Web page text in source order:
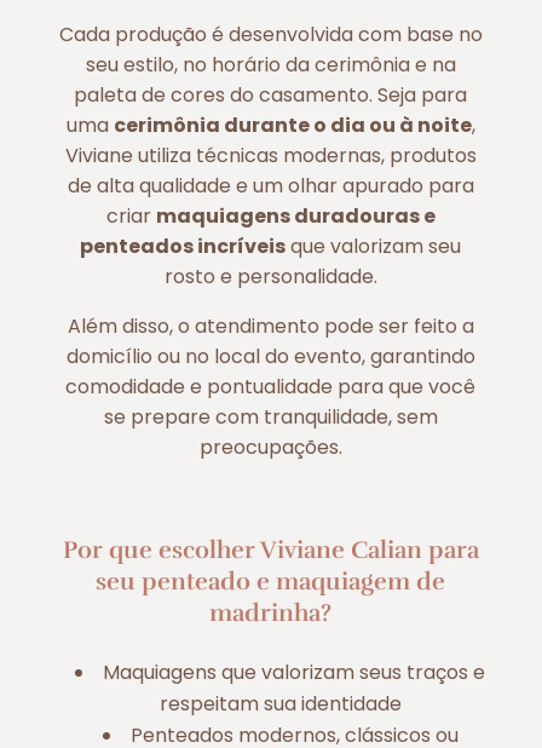
Cada produção é desenvolvida com base no
seu estilo, no horário da cerimônia e na
paleta de cores do casamento. Seja para
uma cerimônia durante o dia ou à noite,
Viviane utiliza técnicas modernas, produtos
de alta qualidade e um olhar apurado para
criar maquiagens duradouras e
penteados incríveisque valorizam seu
rosto e personalidade.
Além disso, o atendimento pode ser feito a
domicílio ou no local do evento, garantindo
comodidade e pontualidade para que você
se prepare com tranquilidade, sem
preocupações.
Por que escolher Viviane Calian para
seu penteado e maquiagem de
madrinha?
Maquiagens que valorizam seus traços e
respeitam sua identidade
Penteados modernos, clássicos ou